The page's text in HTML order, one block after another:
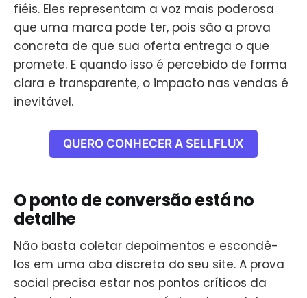
fiéis. Eles representam a voz mais poderosa
que uma marca pode ter, pois são a prova
concreta de que sua oferta entrega o que
promete. E quando isso é percebido de forma
clara e transparente, o impacto nas vendas é
inevitável.
QUERO CONHECER A SELLFLUX
O ponto de conversão está no
detalhe
Não basta coletar depoimentos e escondê-
los em uma aba discreta do seu site. A prova
social precisa estar nos pontos críticos da